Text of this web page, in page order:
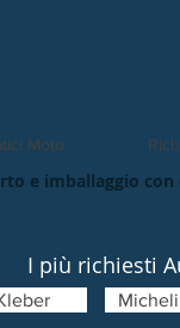
Moto
e imballaggio
I più richiesti